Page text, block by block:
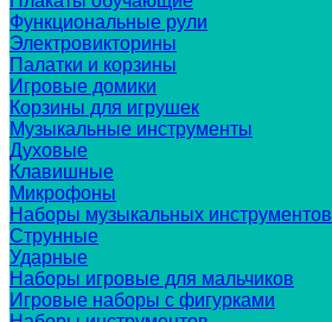
Функциональные рули
Электровикторины
Палатки и корзины
Игровые домики
Корзины для игрушек
Музыкальные инструменты
Духовые
Клавишные
Микрофоны
Наборы музыкальных инструментов
Струнные
Ударные
Наборы игровые для мальчиков
Игровые наборы с фигурками